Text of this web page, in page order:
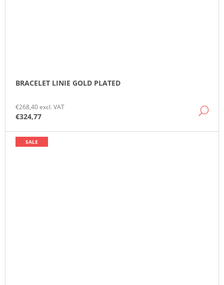
BRACELET LINIE GOLD PLATED
€268,40 excl. VAT
€324,77
SALE